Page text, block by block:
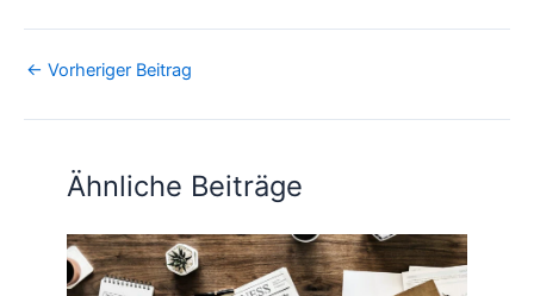
← Vorheriger Beitrag
Ähnliche Beiträge